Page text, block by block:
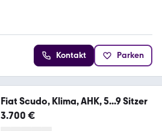
Kontakt Parken
Fiat Scudo, Klima, AHK, 5...9 Sitzer
3.700 €